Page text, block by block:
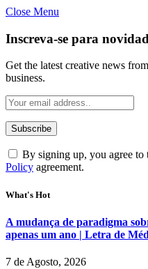
Close Menu
Inscreva-se para
Get the latest creative news
business.
By signing up, you agree to
Policy agreement.
What's Hot
A mudança de paradigma
apenas um ano | Letra de
7 de Agosto, 2026